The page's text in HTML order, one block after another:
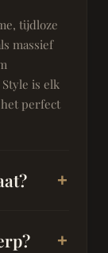
tijdloze
massief
is elk
perfect